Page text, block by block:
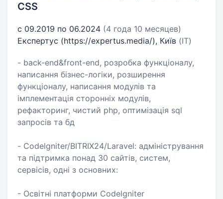
CSS
с 09.2019 по 06.2024 (4 года 10 месяцев)
Експертус (https://expertus.media/), Київ (IT)
- back-end&front-end, розробка функціоналу,
написання бізнес-логіки, розширення
функціоналу, написання модулів та
імплементація сторонніх модулів,
рефакторинг, чистий php, оптимізація sql
запросів та бд
- Codelgniter/BITRIX24/Laravel: адміністрування
та підтримка понад 30 сайтів, систем,
сервісів, одні з основних:
- Освітні платформи Codelgniter